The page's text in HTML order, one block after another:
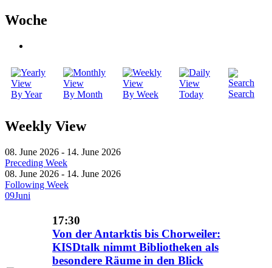
Woche
By Year By Month By Week Today Search
Weekly View
08. June 2026 - 14. June 2026
Preceding Week
08. June 2026 - 14. June 2026
Following Week
09Juni
17:30
Von der Antarktis bis Chorweiler:
KISDtalk nimmt Bibliotheken als
besondere Räume in den Blick